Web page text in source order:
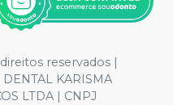
reservados |
KARISMA
LTDA | CNPJ